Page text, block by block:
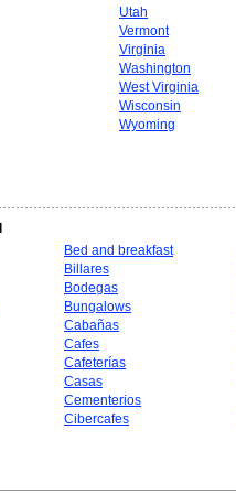
Utah
Vermont
Virginia
Washington
West Virginia
Wisconsin
Wyoming
Bed and breakfast
Billares
Bodegas
Bungalows
Cabañas
Cafes
Cafeterías
Casas
Cementerios
Cibercafes